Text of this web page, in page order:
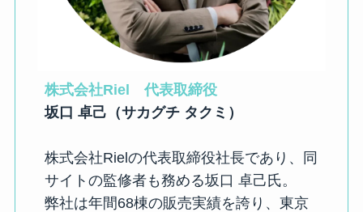
株式会社Riel　代表取締役
坂口 卓己（サカグチ タクミ）
株式会社Rielの代表取締役社長であり、同
サイトの監修者も務める坂口 卓己氏。
弊社は年間68棟の販売実績を誇り、東京